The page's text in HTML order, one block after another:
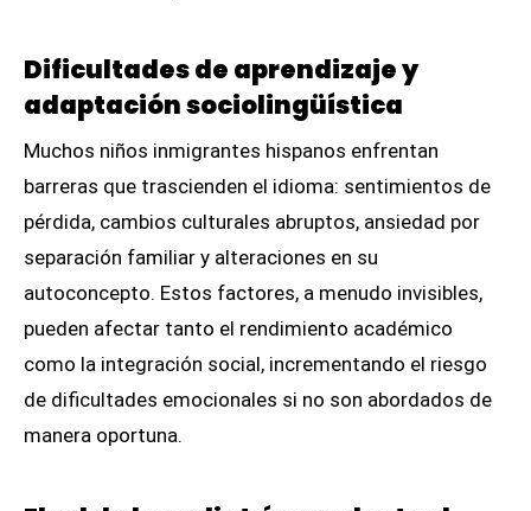
Dificultades de aprendizaje y
adaptación sociolingüística
Muchos niños inmigrantes hispanos enfrentan
barreras que trascienden el idioma: sentimientos de
pérdida, cambios culturales abruptos, ansiedad por
separación familiar y alteraciones en su
autoconcepto. Estos factores, a menudo invisibles,
pueden afectar tanto el rendimiento académico
como la integración social, incrementando el riesgo
de dificultades emocionales si no son abordados de
manera oportuna.